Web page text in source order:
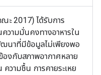
ะ 2017) ได้รับการ
วามมั่นคงทางอาหารใน
นาที่มีข้อมูลไม่เพียงพอ
องกับสภาพอากาศหลาย
วามชื้น การคายระเหย